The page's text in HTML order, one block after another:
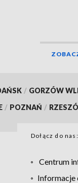
/ GORZÓW
/ POZNAŃ /
Dołącz do nas:
Centrum
Informacje